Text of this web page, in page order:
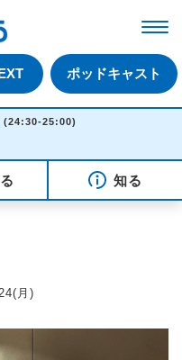
ポッドキャスト
(24:30-25:00)
知る
月)